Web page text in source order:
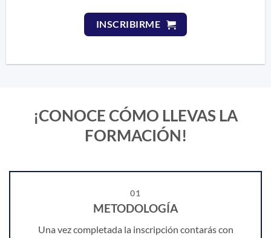
INSCRIBIRME
¡CONOCE CÓMO LLEVAS LA
FORMACIÓN!
01
METODOLOGÍA
Una vez completada la inscripción contarás con